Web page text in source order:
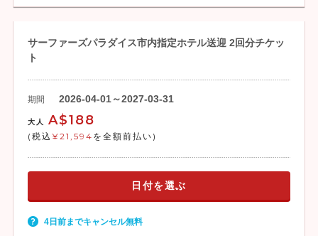
サーファーズパラダイス市内指定ホテル送迎 2回分チケッ
ト
期間 2026-04-01～2027-03-31
大人 A$188
(税込 ¥21,594 を全額前払い)
日付を選ぶ
4日前までキャンセル無料